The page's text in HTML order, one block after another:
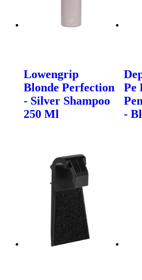
Lowengrip
Blonde Perfection
- Silver Shampoo
250 Ml
Pe
-